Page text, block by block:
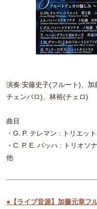
演奏:安藤史子(フルート)、加
チェンバロ)、林裕(チェロ)
曲目
・G. P. テレマン : トリエット
・C. P. E. バッハ : トリオソ
他
●【ライブ音源】加藤元章フ